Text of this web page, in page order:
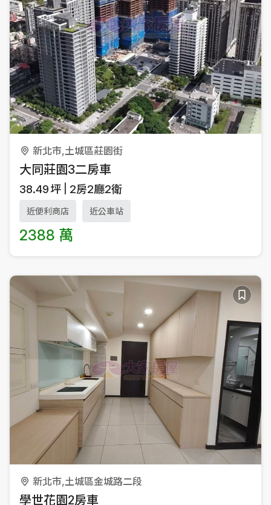
新北市,土城區莊園街
大同莊園3二房車
38.49坪 2房2廳2衛
近便利商店 近公車站
2388 萬
新北市,土城區金城路二段
學世花園2房車